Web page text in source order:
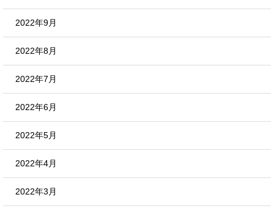
2022年9月
2022年8月
2022年7月
2022年6月
2022年5月
2022年4月
2022年3月